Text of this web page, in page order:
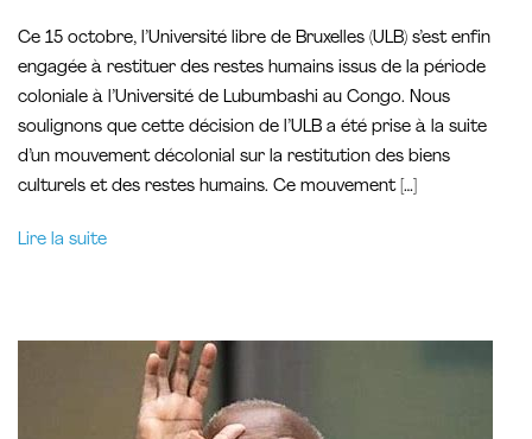
Ce 15 octobre, l’Université libre de Bruxelles (ULB) s’est enfin
engagée à restituer des restes humains issus de la période
coloniale à l’Université de Lubumbashi au Congo. Nous
soulignons que cette décision de l’ULB a été prise à la suite
d’un mouvement décolonial sur la restitution des biens
culturels et des restes humains. Ce mouvement […]
Lire la suite